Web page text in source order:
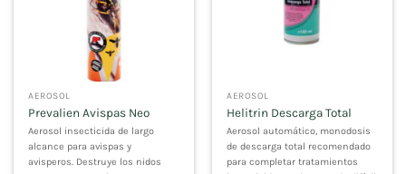
AEROSOL
Prevalien Avispas Neo
Aerosol insecticida de largo
alcance para avispas y
avisperos. Destruye los nidos
AEROSOL
Helitrin Descarga Total
Aerosol automático, monodosis
de descarga total recomendado
para completar tratamientos